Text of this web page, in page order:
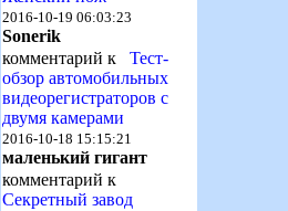
2016-10-19 06:03:23
Sonerik
комментарий к Тест-
обзор автомобильных
видеорегистраторов с
двумя камерами
2016-10-18 15:15:21
маленький гигант
комментарий к
Секретный завод